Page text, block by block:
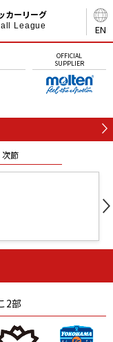
EN
カーリーグ
League
OFFICIAL
SUPPLIER
次節
石人の星
愛媛Ｌ
2部